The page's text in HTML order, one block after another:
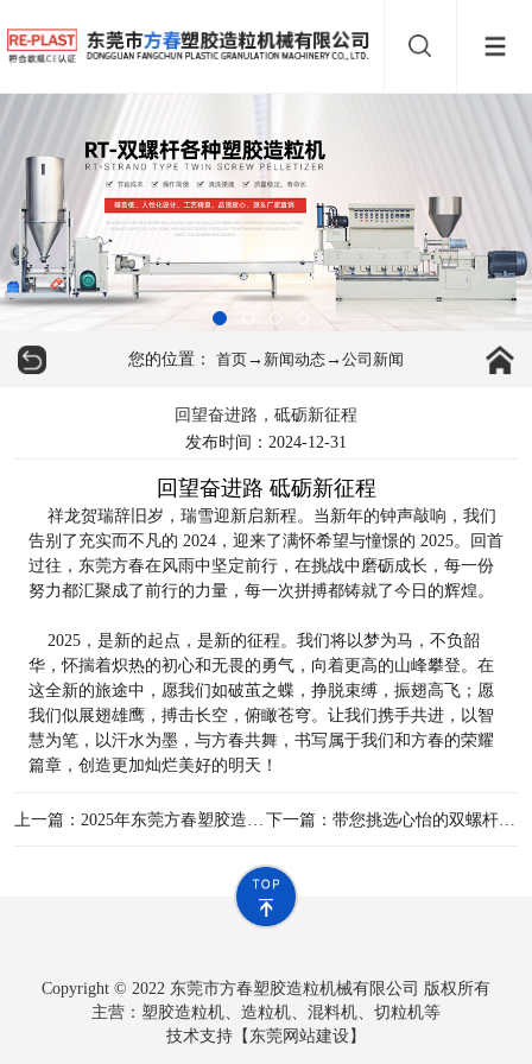
您的位置： 首页→ 新闻动态→ 公司新闻
回望奋进路，砥砺新征程
发布时间：2024-12-31
回望奋进路 砥砺新征程
祥龙贺瑞辞旧岁，瑞雪迎新启新程。当新年的钟声敲响，我们
告别了充实而不凡的 2024，迎来了满怀希望与憧憬的 2025。回首
过往，东莞方春在风雨中坚定前行，在挑战中磨砺成长，每一份
努力都汇聚成了前行的力量，每一次拼搏都铸就了今日的辉煌。
2025，是新的起点，是新的征程。我们将以梦为马，不负韶
华，怀揣着炽热的初心和无畏的勇气，向着更高的山峰攀登。在
这全新的旅途中，愿我们如破茧之蝶，挣脱束缚，振翅高飞；愿
我们似展翅雄鹰，搏击长空，俯瞰苍穹。让我们携手共进，以智
慧为笔，以汗水为墨，与方春共舞，书写属于我们和方春的荣耀
篇章，创造更加灿烂美好的明天！
上一篇：2025年东莞方春塑胶造粒机械有限公司春节放假通知 下一篇：带您挑选心怡的双螺杆塑胶造粒机
Copyright © 2022 东莞市方春塑胶造粒机械有限公司 版权所有
主营：塑胶造粒机、造粒机、混料机、切粒机等
技术支持【东莞网站建设】